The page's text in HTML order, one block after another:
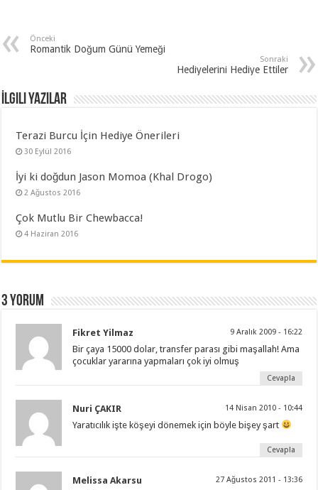
Önceki
Romantik Doğum Günü Yemeği
Sonraki
Hediyelerini Hediye Ettiler
İlgili Yazılar
Terazi Burcu İçin Hediye Önerileri
30 Eylül 2016
İyi ki doğdun Jason Momoa (Khal Drogo)
2 Ağustos 2016
Çok Mutlu Bir Chewbacca!
4 Haziran 2016
3 yorum
Fikret Yilmaz 9 Aralık 2009 - 16:22
Bir çaya 15000 dolar, transfer parası gibi maşallah! Ama
çocuklar yararına yapmaları çok iyi olmuş
Cevapla
Nuri ÇAKIR 14 Nisan 2010 - 10:44
Yaratıcılık işte köşeyi dönemek için böyle bişey şart
Cevapla
Melissa Akarsu 27 Ağustos 2011 - 13:36